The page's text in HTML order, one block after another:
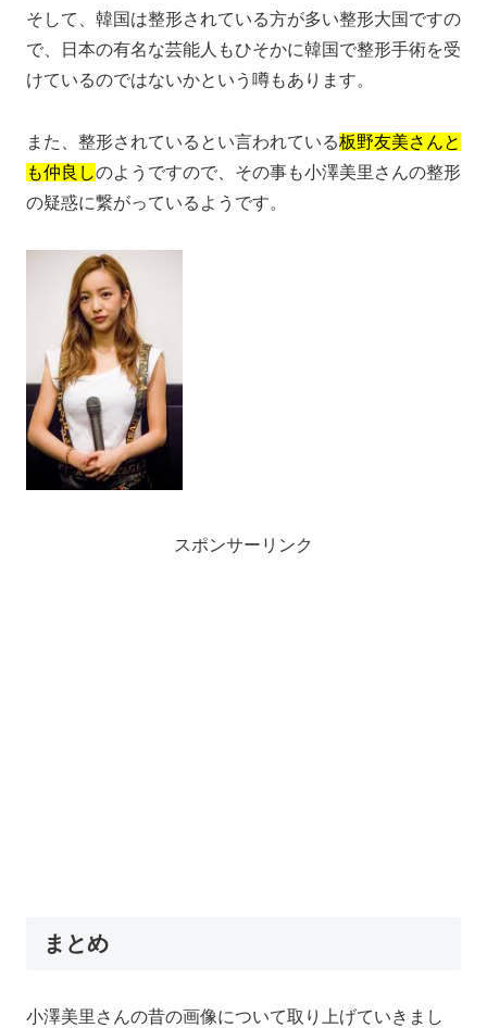
そして、韓国は整形されている方が多い整形大国ですの
で、日本の有名な芸能人もひそかに韓国で整形手術を受
けているのではないかという噂もあります。
また、整形されているとい言われている板野友美さんと
も仲良しのようですので、その事も小澤美里さんの整形
の疑惑に繋がっているようです。
スポンサーリンク
まとめ
小澤美里さんの昔の画像について取り上げていきまし